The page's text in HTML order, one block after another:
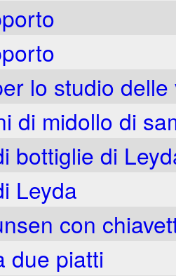
lo studio
di midollo di
bottiglie di
Leyda
con
due piatti